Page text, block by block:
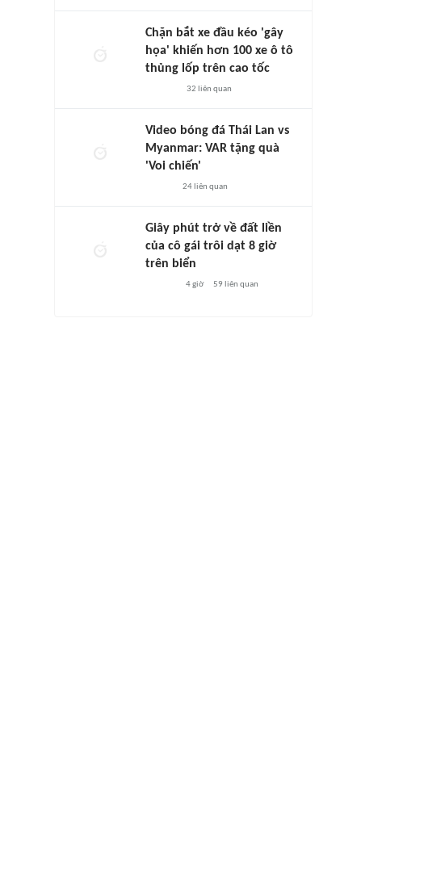
Chặn bắt xe đầu kéo 'gây
họa' khiến hơn 100 xe ô tô
thủng lốp trên cao tốc
32 liên quan
Video bóng đá Thái Lan vs
Myanmar: VAR tặng quà
'Voi chiến'
24liên quan
Giây phút trở về đất liền
của cô gái trôi dạt 8 giờ
trên biển
4 giờ 59 liên quan